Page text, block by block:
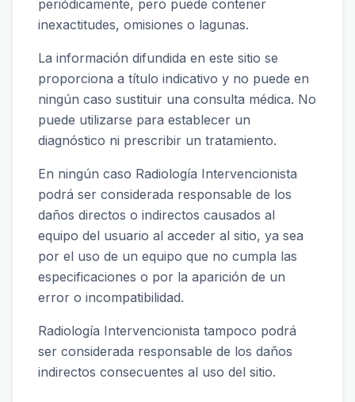
periódicamente, pero puede contener
inexactitudes, omisiones o lagunas.
La información difundida en este sitio se
proporciona a título indicativo y no puede en
ningún caso sustituir una consulta médica. No
puede utilizarse para establecer un
diagnóstico ni prescribir un tratamiento.
En ningún caso Radiología Intervencionista
podrá ser considerada responsable de los
daños directos o indirectos causados al
equipo del usuario al acceder al sitio, ya sea
por el uso de un equipo que no cumpla las
especificaciones o por la aparición de un
error o incompatibilidad.
Radiología Intervencionista tampoco podrá
ser considerada responsable de los daños
indirectos consecuentes al uso del sitio.